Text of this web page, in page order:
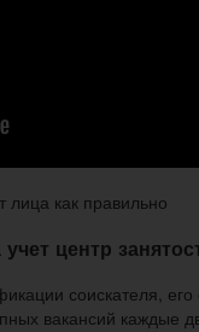
как правильно
центр
соискателя,
вакансий каждые